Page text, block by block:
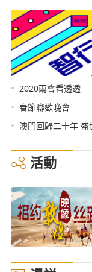
• 2020兩會看透透
• 春節聯歡晚會
• 澳門回歸二十年 盛
活動